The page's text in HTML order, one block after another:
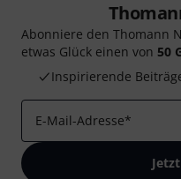
Abonniere den Thomann
etwas Glück einen von 50
Inspirierende
E-Mail-Adresse*